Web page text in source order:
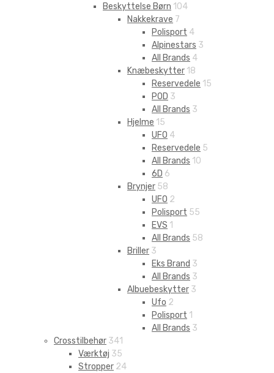
Beskyttelse Børn 104
Nakkekrave 7
Polisport 4
Alpinestars 3
All Brands 4
Knæbeskytter 18
Reservedele 15
POD 3
All Brands 3
Hjelme 15
UFO 4
Reservedele 5
All Brands 10
6D 6
Brynjer 58
UFO 2
Polisport 55
EVS 1
All Brands 58
Briller 3
Eks Brand 3
All Brands 3
Albuebeskytter 3
Ufo 2
Polisport 1
All Brands 3
Crosstilbehør 341
Værktøj 35
Stropper 24